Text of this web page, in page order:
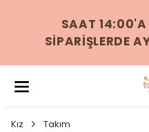
SAAT 14:00'A
SİPARİŞLERDE
Kız Takım